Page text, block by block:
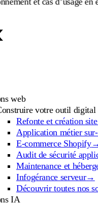
web
votre outil digital
Refonte et création
Application métier
E-commerce Shopify
Audit de sécurité
Maintenance et
Infogérance serveur→
Découvrir toutes nos
IA